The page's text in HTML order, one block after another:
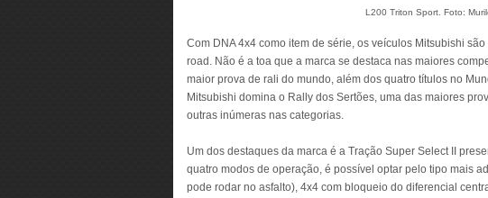
L200 Triton Sport. Foto:
Com DNA 4x4 como item de série, os veículos Mitsubishi
road. Não é a toa que a marca se destaca nas maiores
maior prova de rali do mundo, além dos quatro títulos no
Mitsubishi domina o Rally dos Sertões, uma das maiores
outras inúmeras nas categorias.
Um dos destaques da marca é a Tração Super Select II
quatro modos de operação, é possível optar pelo tipo mais
pode rodar no asfalto), 4x4 com bloqueio do diferencial